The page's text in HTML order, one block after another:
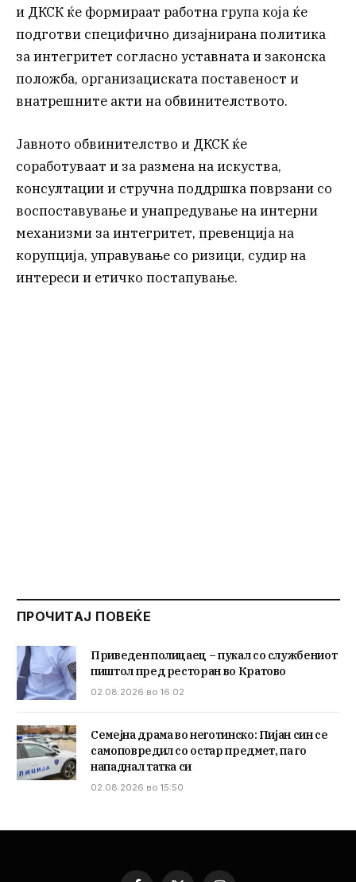
и ДКСК ќе формираат работна група која ќе
подготви специфично дизајнирана политика
за интегритет согласно уставната и законска
положба, организациската поставеност и
внатрешните акти на обвинителството.
Јавното обвинителство и ДКСК ќе
соработуваат и за размена на искуства,
консултации и стручна поддршка поврзани со
воспоставување и унапредување на интерни
механизми за интегритет, превенција на
корупција, управување со ризици, судир на
интереси и етичко постапување.
ПРОЧИТАЈ ПОВЕЌЕ
Приведен полицаец – пукал со службениот
пиштол пред ресторан во Кратово
02.08.2026 во 16:02
Семејна драма во неготинско: Пијан син се
самоповредил со остар предмет, па го
нападнал татка си
02.08.2026 во 15:50